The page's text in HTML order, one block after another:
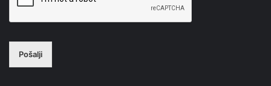
Pošalji